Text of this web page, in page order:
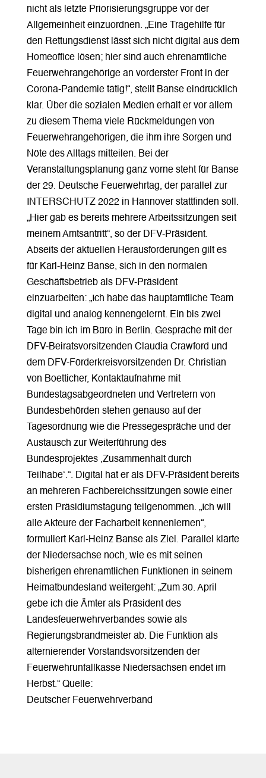
nicht als letzte Priorisierungsgruppe vor der
Allgemeinheit einzuordnen. „Eine Tragehilfe für
den Rettungsdienst lässt sich nicht digital aus dem
Homeoffice lösen; hier sind auch ehrenamtliche
Feuerwehrangehörige an vorderster Front in der
Corona-Pandemie tätig!“, stellt Banse eindrücklich
klar. Über die sozialen Medien erhält er vor allem
zu diesem Thema viele Rückmeldungen von
Feuerwehrangehörigen, die ihm ihre Sorgen und
Nöte des Alltags mitteilen. Bei der
Veranstaltungsplanung ganz vorne steht für Banse
der 29. Deutsche Feuerwehrtag, der parallel zur
INTERSCHUTZ 2022 in Hannover stattfinden soll.
„Hier gab es bereits mehrere Arbeitssitzungen seit
meinem Amtsantritt“, so der DFV-Präsident.
Abseits der aktuellen Herausforderungen gilt es
für Karl-Heinz Banse, sich in den normalen
Geschäftsbetrieb als DFV-Präsident
einzuarbeiten: „Ich habe das hauptamtliche Team
digital und analog kennengelernt. Ein bis zwei
Tage bin ich im Büro in Berlin. Gespräche mit der
DFV-Beiratsvorsitzenden Claudia Crawford und
dem DFV-Förderkreisvorsitzenden Dr. Christian
von Boetticher, Kontaktaufnahme mit
Bundestagsabgeordneten und Vertretern von
Bundesbehörden stehen genauso auf der
Tagesordnung wie die Pressegespräche und der
Austausch zur Weiterführung des
Bundesprojektes ,Zusammenhalt durch
Teilhabe‘.“. Digital hat er als DFV-Präsident bereits
an mehreren Fachbereichssitzungen sowie einer
ersten Präsidiumstagung teilgenommen. „Ich will
alle Akteure der Facharbeit kennenlernen“,
formuliert Karl-Heinz Banse als Ziel. Parallel klärte
der Niedersachse noch, wie es mit seinen
bisherigen ehrenamtlichen Funktionen in seinem
Heimatbundesland weitergeht: „Zum 30. April
gebe ich die Ämter als Präsident des
Landesfeuerwehrverbandes sowie als
Regierungsbrandmeister ab. Die Funktion als
alternierender Vorstandsvorsitzenden der
Feuerwehrunfallkasse Niedersachsen endet im
Herbst.“ Quelle:
Deutscher Feuerwehrverband